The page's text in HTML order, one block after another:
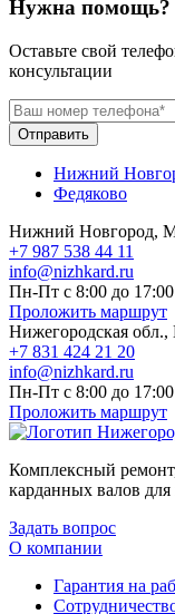
Нужна помощь?
Оставьте свой
консультации
Отправить
Нижний
Федяково
Нижний Новгород,
+7 987 538 44 11
info@nizhkard.ru
Пн-Пт с 8:00 до 17:00
Проложить маршрут
Нижегородская
+7 831 424 21 20
info@nizhkard.ru
Пн-Пт с 8:00 до 17:00
Проложить маршрут
Комплексный
карданных валов
Задать вопрос
О компании
Гарантия на